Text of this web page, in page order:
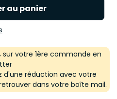
au panier
sur votre 1ère commande en
d'une réduction avec votre
dans votre boîte mail.